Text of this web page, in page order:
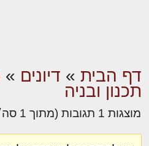
דף הבית » דיונים »
תכנון ובניה
מוצגות 1 תגובות (מתוך 1 סה״כ)